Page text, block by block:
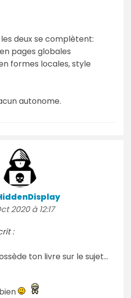
deux se complètent:
pages globales
formes locales, style
autonome.
2020 à 12:17
:
ton livre sur le sujet...